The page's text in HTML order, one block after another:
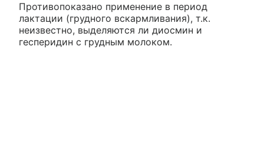
Противопоказано применение в период
лактации (грудного вскармливания), т.к.
неизвестно, выделяются ли диосмин и
гесперидин с грудным молоком.